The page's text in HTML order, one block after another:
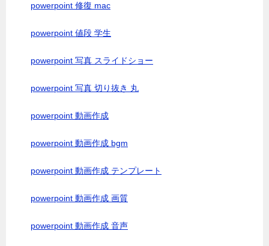
powerpoint 修復 mac
powerpoint 値段 学生
powerpoint 写真 スライドショー
powerpoint 写真 切り抜き 丸
powerpoint 動画作成
powerpoint 動画作成 bgm
powerpoint 動画作成 テンプレート
powerpoint 動画作成 画質
powerpoint 動画作成 音声